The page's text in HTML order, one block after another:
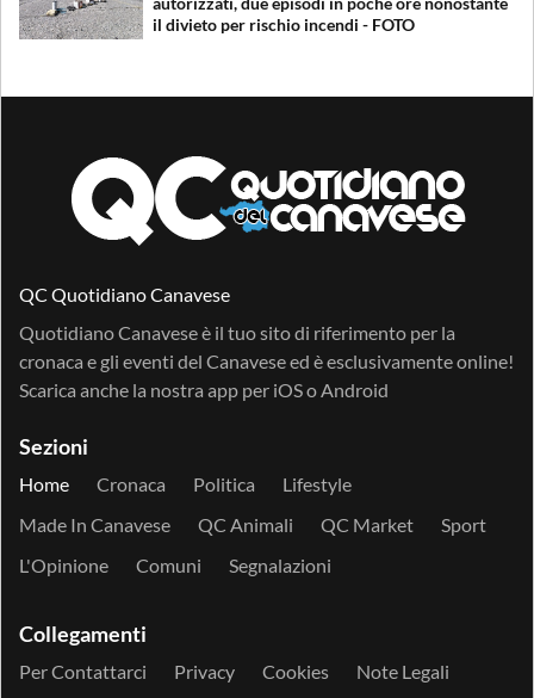
il divieto per rischio incendi - FOTO
QC Quotidiano Canavese
Quotidiano Canavese è il tuo sito di riferimento per la
cronaca e gli eventi del Canavese ed è esclusivamente online!
Scarica anche la nostra app per iOSo Android
Sezioni
Home Cronaca Politica
Lifestyle
Made In Canavese
QC Animali QC Market
Sport
L'Opinione
Comuni Segnalazioni
Collegamenti
Per Contattarci Privacy Cookies
Note Legali